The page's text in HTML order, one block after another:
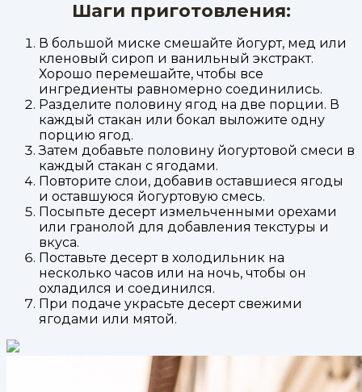
Шаги приготовления:
В большой миске смешайте йогурт, мед или
кленовый сироп и ванильный экстракт.
Хорошо перемешайте, чтобы все
ингредиенты равномерно соединились.
Разделите половину ягод на две порции. В
каждый стакан или бокал выложите одну
порцию ягод.
Затем добавьте половину йогуртовой смеси в
каждый стакан с ягодами.
Повторите слои, добавив оставшиеся ягоды
и оставшуюся йогуртовую смесь.
Посыпьте десерт измельченными орехами
или гранолой для добавления текстуры и
вкуса.
Поставьте десерт в холодильник на
несколько часов или на ночь, чтобы он
охладился и соединился.
При подаче украсьте десерт свежими
ягодами или мятой.